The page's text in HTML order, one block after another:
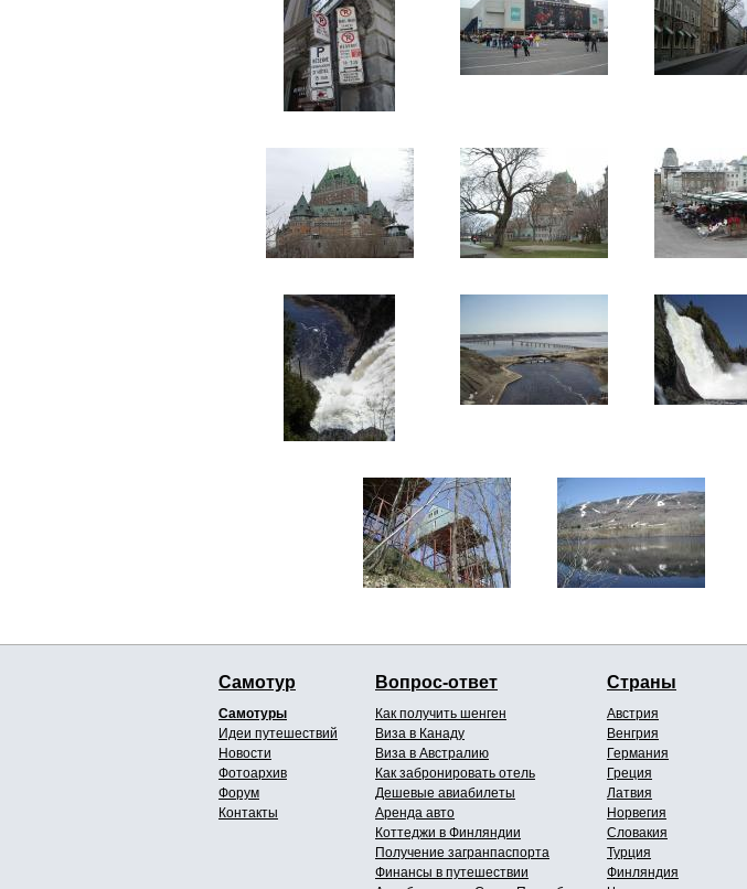
Самотур
Самотуры
Идеи путешествий
Новости
Фотоархив
Форум
Контакты
Вопрос-ответ
Как получить шенген
Виза в Канаду
Виза в Австралию
Как забронировать отель
Дешевые авиабилеты
Аренда авто
Коттеджи в Финляндии
Получение загранпаспорта
Финансы в путешествии
Страны
Австрия
Венгрия
Германия
Греция
Латвия
Норвегия
Словакия
Турция
Финляндия